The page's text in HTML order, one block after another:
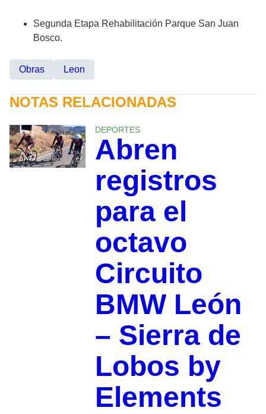
Segunda Etapa Rehabilitación Parque San Juan
Bosco.
Obras Leon
NOTAS RELACIONADAS
DEPORTES
Abren
registros
para el
octavo
Circuito
BMW León
– Sierra de
Lobos by
Elements